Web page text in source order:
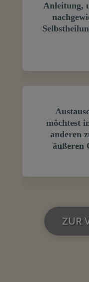
Anleitung,
möchtest
anderen
äußeren
ZUR